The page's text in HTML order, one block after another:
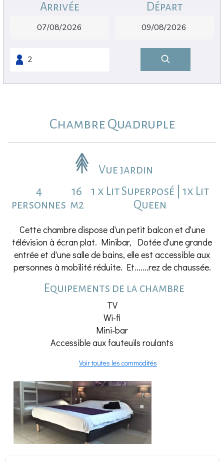
Arrivée Départ
Chambre Quadruple
Vue jardin
4
personnes
16
m2
1 x Lit Superposé |1x Lit
Queen
Cette chambre dispose d'un petit balcon et d'une
télévision à écran plat. Minibar, Dotée d'une grande
entrée et d'une salle de bains, elle est accessible aux
personnes à mobilité réduite. Et.......rez de chaussée.
Equipements de la chambre
TV
Wi-fi
Mini-bar
Accessible aux fauteuils roulants
Voir toutes les commodités